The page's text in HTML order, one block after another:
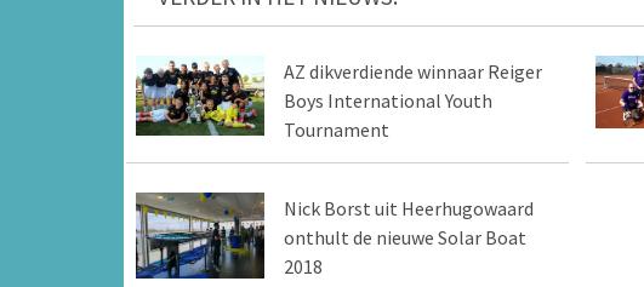
AZ dikverdiende winnaar Reiger
Boys International Youth
Tournament
Nick Borst uit Heerhugowaard
onthult de nieuwe Solar Boat
2018